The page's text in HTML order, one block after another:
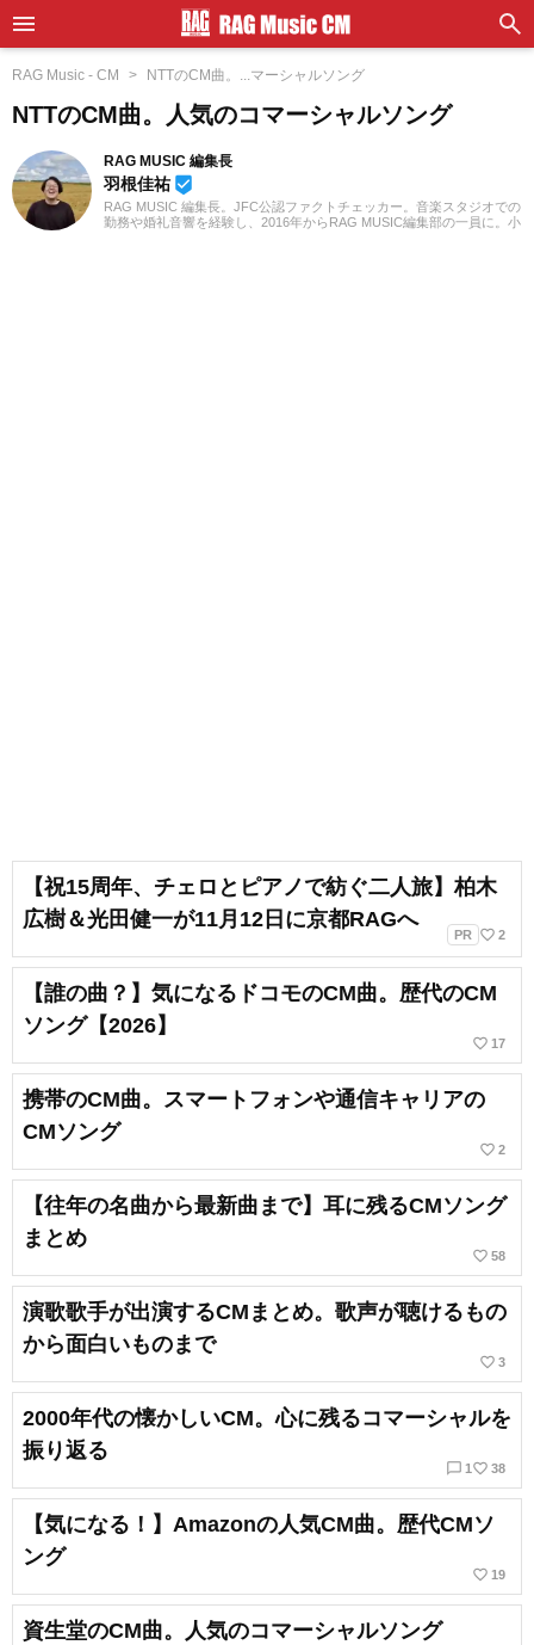
RAG Music - CM NTTのCM曲。...マーシャルソング
NTTのCM曲。人気のコマーシャルソング
RAG MUSIC 編集長
羽根佳祐 beenhere
RAG MUSIC 編集長。JFC公認ファクトチェッカー。音楽スタジオでの
勤務や婚礼音響を経験し、2016年からRAG MUSIC編集部の一員に。小
【祝15周年、チェロとピアノで紡ぐ二人旅】柏木
広樹＆光田健一が11月12日に京都RAGへ
PR favorite_border 2
【誰の曲？】気になるドコモのCM曲。歴代のCM
ソング【2026】
favorite_border 17
携帯のCM曲。スマートフォンや通信キャリアの
CMソング
favorite_border 2
【往年の名曲から最新曲まで】耳に残るCMソング
まとめ
favorite_border 58
演歌歌手が出演するCMまとめ。歌声が聴けるもの
から面白いものまで
favorite_border 3
2000年代の懐かしいCM。心に残るコマーシャルを
振り返る
chat_bubble_outline 1 favorite_border 38
【気になる！】Amazonの人気CM曲。歴代CMソ
ング
favorite_border 19
資生堂のCM曲。人気のコマーシャルソング